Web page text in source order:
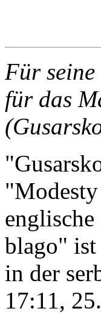
Für seine
für das
blago" ist
in der
17:11,